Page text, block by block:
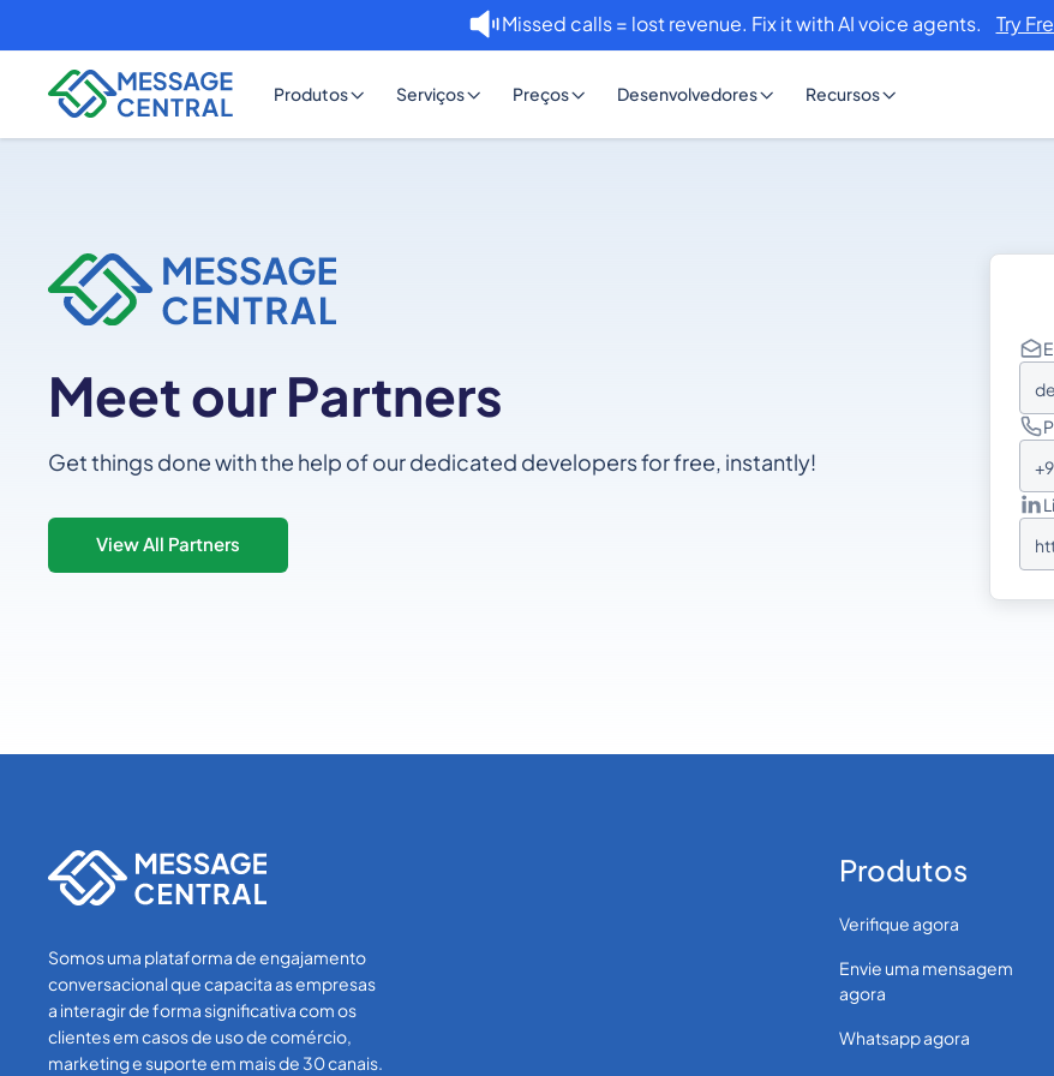
Missed calls = lost revenue. Fix it with AI voice agents. Try
Produtos Serviços Preços Desenvolvedores Recursos
Meet our Partners
Get things done with the help of our dedicated developers for free, instantly!
View All Partners
Somos uma plataforma de engajamento
conversacional que capacita as empresas
a interagir de forma significativa com os
clientes em casos de uso de comércio,
marketing e suporte em mais de 30 canais.
Produtos
Verifique agora
Envie uma mensagem
agora
Whatsapp agora